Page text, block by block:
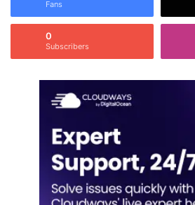
Fans
0
Subscribers